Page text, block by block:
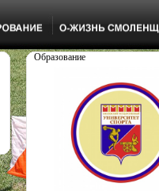
Образование